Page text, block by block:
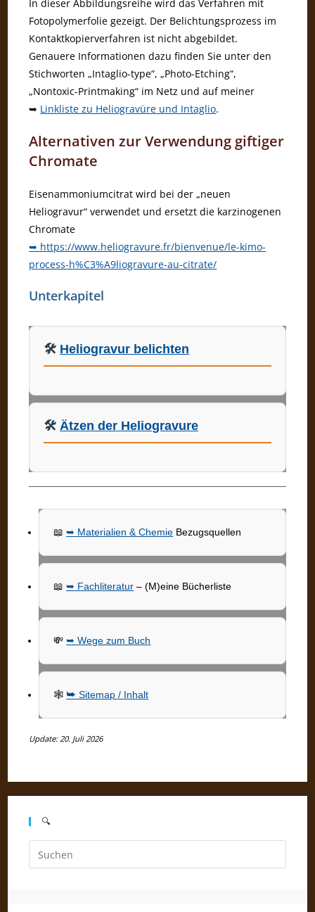
In dieser Abbildungsreihe wird das Verfahren mit
Fotopolymerfolie gezeigt. Der Belichtungsprozess im
Kontaktkopierverfahren ist nicht abgebildet.
Genauere Informationen dazu finden Sie unter den
Stichworten „Intaglio-type“, „Photo-Etching“,
„Nontoxic-Printmaking“ im Netz und auf meiner
➥ Linkliste zu Heliogravüre und Intaglio.
Alternativen zur Verwendung giftiger
Chromate
Eisenammoniumcitrat wird bei der „neuen
Heliogravur“ verwendet und ersetzt die karzinogenen
Chromate
➥ https://www.heliogravure.fr/bienvenue/le-kimo-
process-h%C3%A9liogravure-au-citrate/
Unterkapitel
🛠️ Heliogravur belichten
🛠️Ätzen der Heliogravure
📖➥ Materialien & Chemie Bezugsquellen
📖➥ Fachliteratur – (M)eine Bücherliste
💸➥ Wege zum Buch
🕸 ➥ Sitemap / Inhalt
Update: 20. Juli 2026
🔍